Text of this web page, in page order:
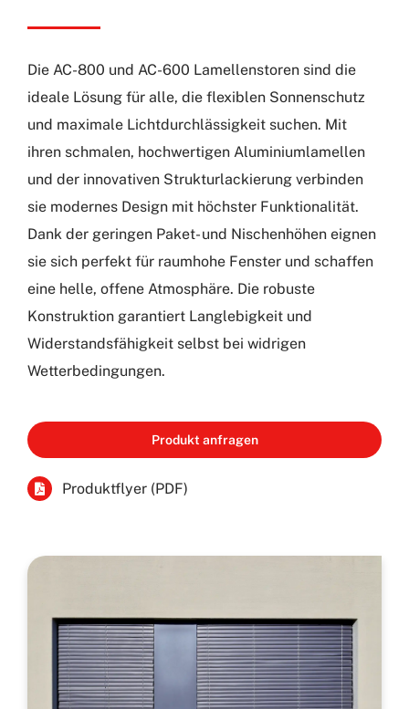
Die AC-800 und AC-600 Lamellenstoren sind die
ideale Lösung für alle, die flexiblen Sonnenschutz
und maximale Lichtdurchlässigkeit suchen. Mit
ihren schmalen, hochwertigen Aluminiumlamellen
und der innovativen Strukturlackierung verbinden
sie modernes Design mit höchster Funktionalität.
Dank der geringen Paket- und Nischenhöhen eignen
sie sich perfekt für raumhohe Fenster und schaffen
eine helle, offene Atmosphäre. Die robuste
Konstruktion garantiert Langlebigkeit und
Widerstandsfähigkeit selbst bei widrigen
Wetterbedingungen.
Produkt anfragen
Produktflyer (PDF)